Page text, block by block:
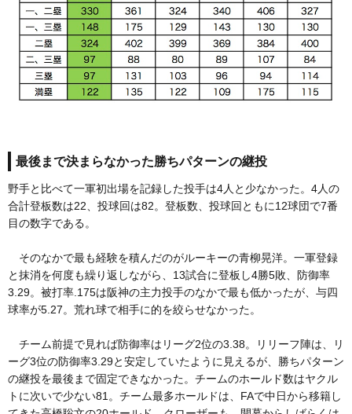
最後まで決まらなかった勝ちパターンの継投
野手と比べて一軍初出場を記録した投手は4人と少なかった。4人の
合計登板数は22、投球回は82。登板数、投球回ともに12球団で7番
目の数字である。
そのなかで最も経験を積んだのがルーキーの青柳晃洋。一軍登録
と抹消を何度も繰り返しながら、13試合に登板し4勝5敗、防御率
3.29。被打率.175は阪神の主力投手のなかで最も低かったが、与四
球率が5.27。荒れ球で相手に的を絞らせなかった。
チーム前提で見れば防御率はリーグ2位の3.38。リリーフ陣は、リ
ーグ3位の防御率3.29と安定していたように見えるが、勝ちパターン
の継投を最後まで固定できなかった。チームのホールド数はヤクル
トに次いで少ない81。チーム最多ホールドは、FAで中日から移籍し